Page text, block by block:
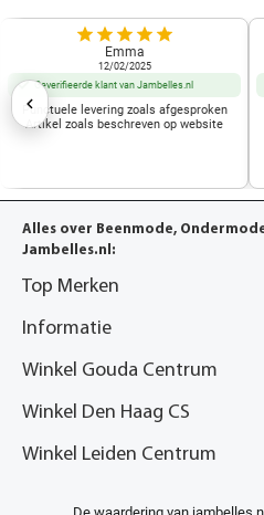
Emma
12/02/2025
Geverifieerde klant van Jambelles.nl
Punctuele levering zoals afgesproken
Artikel zoals beschreven op website
Alles over Beenmode,
Jambelles.nl:
Top Merken
Informatie
Winkel Gouda Centrum
Winkel Den Haag CS
Winkel Leiden Centrum